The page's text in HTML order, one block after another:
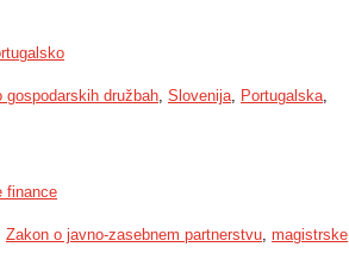
gospodarskih družbah, Slovenija, Portugalska,
finance
Zakon o javno-zasebnem partnerstvu, magistrske